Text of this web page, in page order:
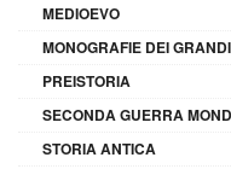
MEDIOEVO
MONOGRAFIE DEI
PREISTORIA
SECONDA GUERRA
STORIA ANTICA